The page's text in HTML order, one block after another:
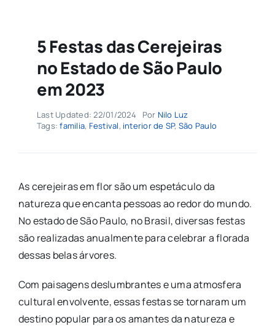
5 Festas das Cerejeiras
no Estado de São Paulo
em 2023
Last Updated: 22/01/2024 Por Nilo Luz
Tags:familia, Festival, interior de SP, São Paulo
As cerejeiras em flor são um espetáculo da
natureza que encanta pessoas ao redor do mundo.
No estado de São Paulo, no Brasil, diversas festas
são realizadas anualmente para celebrar a florada
dessas belas árvores.
Com paisagens deslumbrantes e uma atmosfera
cultural envolvente, essas festas se tornaram um
destino popular para os amantes da natureza e